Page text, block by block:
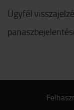
Ügyfél